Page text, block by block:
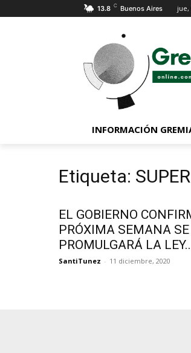
13.8 C Buenos Aires jue,
INFORMACIÓN
Etiqueta:
EL GOBIERNO
PRÓXIMA SEMANA SE
PROMULGARÁ LA
SantiTunez - 11 diciembre, 2020